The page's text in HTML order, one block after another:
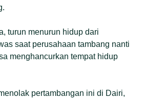
turun menurun hidup dari
saat perusahaan tambang nanti
menghancurkan tempat hidup
pertambangan ini di Dairi,